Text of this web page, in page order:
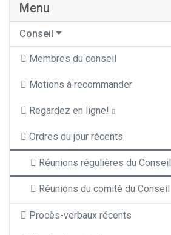
Menu
Conseil
Membres du conseil
Motions à recommander
Regardez en ligne!
Ordres du jour récents
Réunions régulières du Conseil
Réunions du comité du Conseil
Procès-verbaux récents